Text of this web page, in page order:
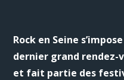
Rock en Seine
dernier grand rendez-
et fait partie des